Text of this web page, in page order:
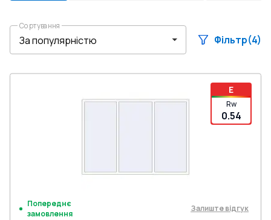
Сортування
Фільтр(4)
E
Rw
0.54
Попереднє
замовлення
Залиште відгук